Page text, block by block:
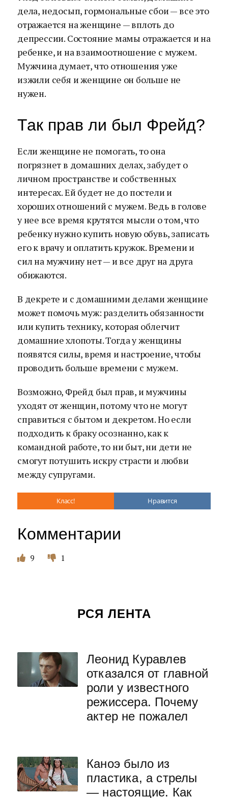
дела, недосып, гормональные сбои — все это
отражается на женщине — вплоть до
депрессии. Состояние мамы отражается и на
ребенке, и на взаимоотношение с мужем.
Мужчина думает, что отношения уже
изжили себя и женщине он больше не
нужен.
Так прав ли был Фрейд?
Если женщине не помогать, то она
погрязнет в домашних делах, забудет о
личном пространстве и собственных
интересах. Ей будет не до постели и
хороших отношений с мужем. Ведь в голове
у нее все время крутятся мысли о том, что
ребенку нужно купить новую обувь, записать
его к врачу и оплатить кружок. Времени и
сил на мужчину нет — и все друг на друга
обижаются.
В декрете и с домашними делами женщине
может помочь муж: разделить обязанности
или купить технику, которая облегчит
домашние хлопоты. Тогда у женщины
появятся силы, время и настроение, чтобы
проводить больше времени с мужем.
Возможно, Фрейд был прав, и мужчины
уходят от женщин, потому что не могут
справиться с бытом и декретом. Но если
подходить к браку осознанно, как к
командной работе, то ни быт, ни дети не
смогут потушить искру страсти и любви
между супругами.
Класс! Нравится
Комментарии
9 1
РСЯ ЛЕНТА
Леонид Куравлев
отказался от главной
роли у известного
режиссера. Почему
актер не пожалел
Каноэ было из
пластика, а стрелы
— настоящие. Как